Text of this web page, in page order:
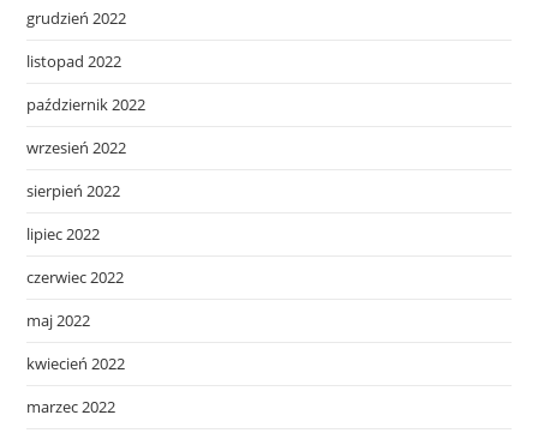
grudzień 2022
listopad 2022
październik 2022
wrzesień 2022
sierpień 2022
lipiec 2022
czerwiec 2022
maj 2022
kwiecień 2022
marzec 2022